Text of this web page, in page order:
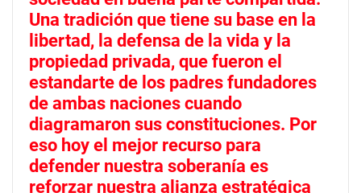
Una tradición que tiene su base en la
libertad, la defensa de la vida y la
propiedad privada, que fueron el
estandarte de los padres fundadores
de ambas naciones cuando
diagramaron sus constituciones. Por
eso hoy el mejor recurso para
defender nuestra soberanía es
reforzar nuestra alianza estratégica